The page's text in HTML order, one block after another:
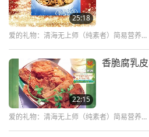
先冰过，再拿来敷，会让眼睛
黄瓜放满你的脸做美容保养。
另外，我想告诉你们。如果
洗蔬菜，可以用醋来处理，
在蔬菜水果上，让它放置几分
会干净了。像这样磨擦，在水
了。」
25:18
爱的礼物：清海无上师（纯素者）简易营养的
22:15
香脆腐乳
爱的礼物：清海无上师（纯素者）简易营养的